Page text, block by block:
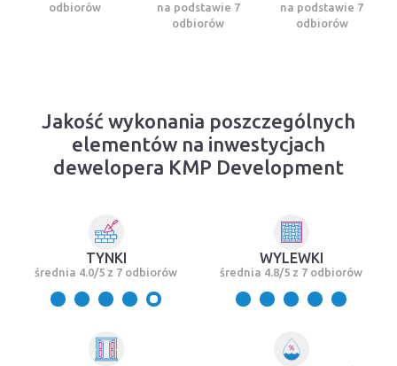
odbiorów
na podstawie 7
odbiorów
na podstawie 7
odbiorów
Jakość wykonania poszczególnych
elementów na inwestycjach
dewelopera KMP Development
TYNKI
średnia 4.0/5 z 7 odbiorów
WYLEWKI
średnia 4.8/5 z 7 odbiorów